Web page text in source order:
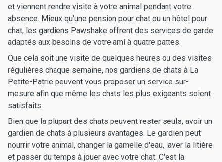
et viennent rendre visite à votre animal pendant votre
absence. Mieux qu'une pension pour chat ou un hôtel pour
chat, les gardiens Pawshake offrent des services de garde
adaptés aux besoins de votre ami à quatre pattes.
Que cela soit une visite de quelques heures ou des visites
régulières chaque semaine, nos gardiens de chats à La
Petite-Patrie peuvent vous proposer un service sur-
mesure afin que même les chats les plus exigeants soient
satisfaits.
Bien que la plupart des chats peuvent rester seuls, avoir un
gardien de chats à plusieurs avantages. Le gardien peut
nourrir votre animal, changer la gamelle d'eau, laver la litière
et passer du temps à jouer avec votre chat. C'est la